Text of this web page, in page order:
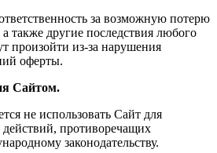
за возможную потерю
также другие последствия любого
произойти из-за нарушения
оферты.
Сайтом.
не использовать Сайт для
противоречащих
законодательству.